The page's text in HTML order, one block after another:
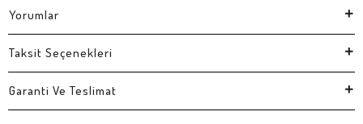
Yorumlar
Taksit Seçenekleri
Garanti Ve Teslimat